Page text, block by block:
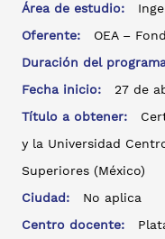
Área de estudio:
Oferente:
OEA –
Duración del
Fecha inicio:
27 de
Título a obtener:
y la Universidad
Superiores (México)
Ciudad:
No aplica
Centro docente: